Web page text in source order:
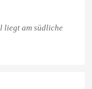
liegt am südliche